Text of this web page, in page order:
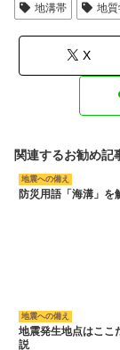
地溝帯
地質
X
関連するお勧め記
地震への備え
防災用語「海溝」を
地震への備え
地震発生地点はここ
説